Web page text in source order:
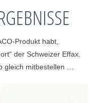
Produkt habt,
der Schweizer Effax.
gleich mitbestellen …